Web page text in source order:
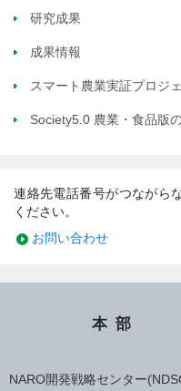
研究成果
成果情報
スマート農業実証プロジ
Society5.0 農業・食品版
連絡先電話番号がつながら
ください。
お問い合わせ
本部
NARO開発戦略センター